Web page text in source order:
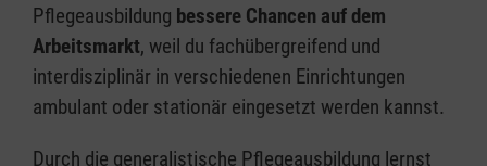
Pflegeausbildung bessere Chancen auf dem
Arbeitsmarkt, weil du fachübergreifend und
interdisziplinär in verschiedenen Einrichtungen
ambulant oder stationär eingesetzt werden kannst.
Durch die generalistische Pflegeausbildung lernst